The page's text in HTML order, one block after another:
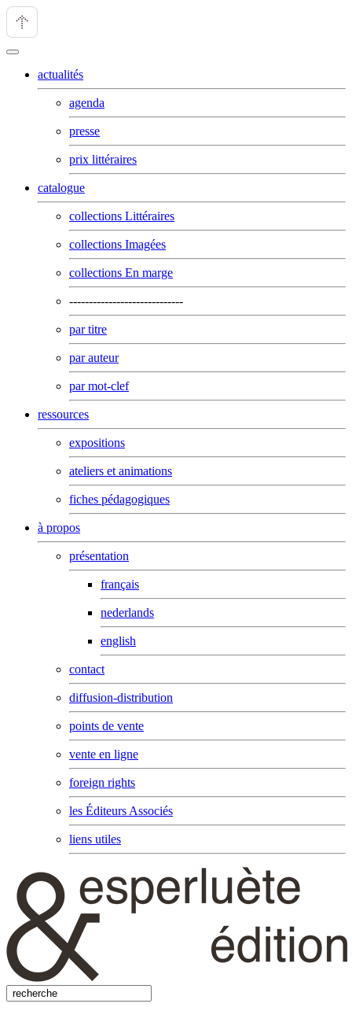
actualités
agenda
presse
prix littéraires
catalogue
collections Littéraires
collections Imagées
collections En marge
-----------------------------
par titre
par auteur
par mot-clef
ressources
expositions
ateliers et animations
fiches pédagogiques
à propos
présentation
français
nederlands
english
contact
diffusion-distribution
points de vente
vente en ligne
foreign rights
les Éditeurs Associés
liens utiles